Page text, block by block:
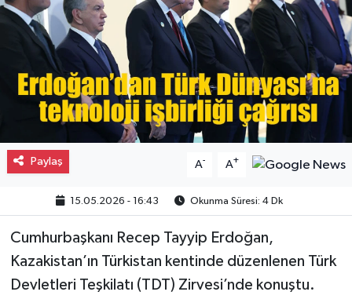
Paylaş A- A+
15.05.2026 - 16:43 Okunma Süresi: 4 Dk
Cumhurbaşkanı Recep Tayyip Erdoğan,
Kazakistan’ın Türkistan kentinde düzenlenen Türk
Devletleri Teşkilatı (TDT) Zirvesi’nde konuştu.